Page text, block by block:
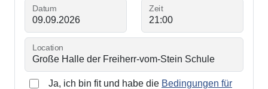
Datum Zeit
Location
Ja, ich bin fit und habe die Bedingungen für